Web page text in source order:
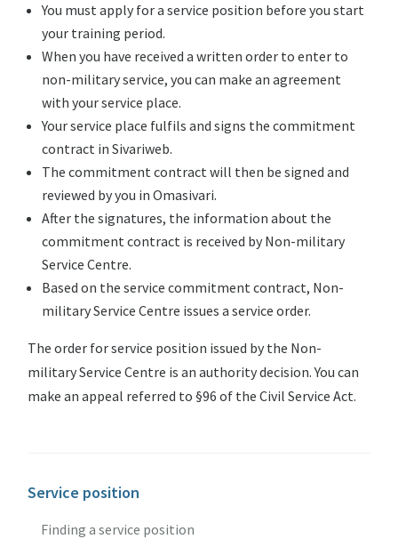
You must apply for a service position before you start
your training period.
When you have received a written order to enter to
non-military service, you can make an agreement
with your service place.
Your service place fulfils and signs the commitment
contract in Sivariweb.
The commitment contract will then be signed and
reviewed by you inOmasivari.
After the signatures, the information about the
commitment contract is received by Non-military
Service Centre.
Based on the service commitment contract, Non-
military Service Centre issues a service order.
The order for service position issued by the Non-
military Service Centre is an authority decision. You can
make an appeal referred to §96 of the Civil Service Act.
Service position
Finding a service position